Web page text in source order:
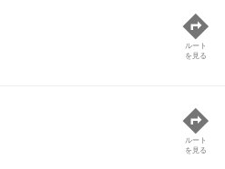
ルート
を見る
ルート
を見る